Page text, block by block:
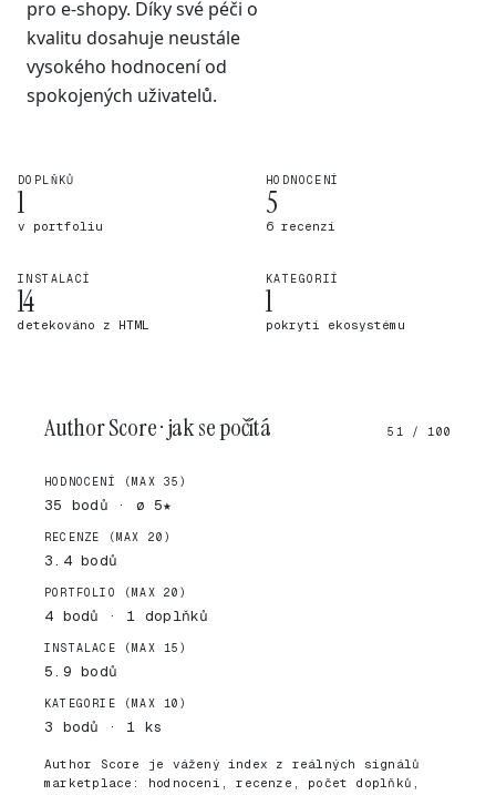
pro e-shopy. Díky své péči o
kvalitu dosahuje neustále
vysokého hodnocení od
spokojených uživatelů.
DOPLŇKŮ
1
v portfoliu
HODNOCENÍ
5
6 recenzí
INSTALACÍ
14
detekováno z HTML
KATEGORIÍ
1
pokrytí ekosystému
Author Score · jak se počítá 51 / 100
HODNOCENÍ (MAX 35)
35 bodů · ø 5★
RECENZE (MAX 20)
3.4 bodů
PORTFOLIO (MAX 20)
4 bodů · 1 doplňků
INSTALACE (MAX 15)
5.9 bodů
KATEGORIE (MAX 10)
3 bodů · 1 ks
Author Score je vážený index z reálných signálů
marketplace: hodnocení, recenze, počet doplňků,